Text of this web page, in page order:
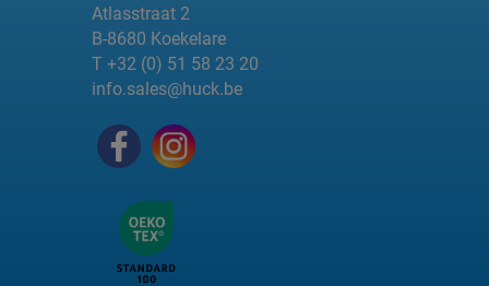
Atlasstraat 2
B-8680 Koekelare
T +32 (0) 51 58 23 20
info.sales@huck.be